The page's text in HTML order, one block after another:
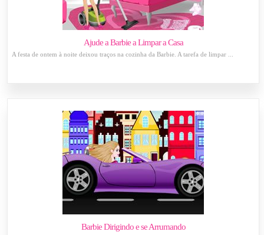
Ajude a Barbie a Limpar a Casa
A festa de ontem à noite deixou traços na cozinha da Barbie. A tarefa de limpar ...
Barbie Dirigindo e se Arrumando